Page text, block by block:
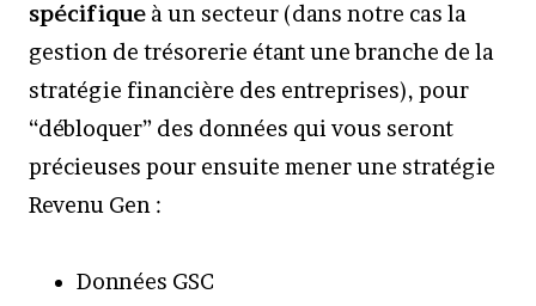
spécifique à un secteur (dans notre cas la
gestion de trésorerie étant une branche de la
stratégie financière des entreprises), pour
“débloquer” des données qui vous seront
précieuses pour ensuite mener une stratégie
Revenu Gen :
Données GSC